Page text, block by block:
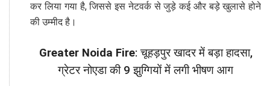
कर लिया गया है, जिससे इस नेटवर्क से जुड़े कई और बड़े खुलासे होने
की उम्मीद है।
Greater Noida Fire: चूहड़पुर खादर में बड़ा हादसा,
ग्रेटर नोएडा की 9 झुग्गियों में लगी भीषण आग